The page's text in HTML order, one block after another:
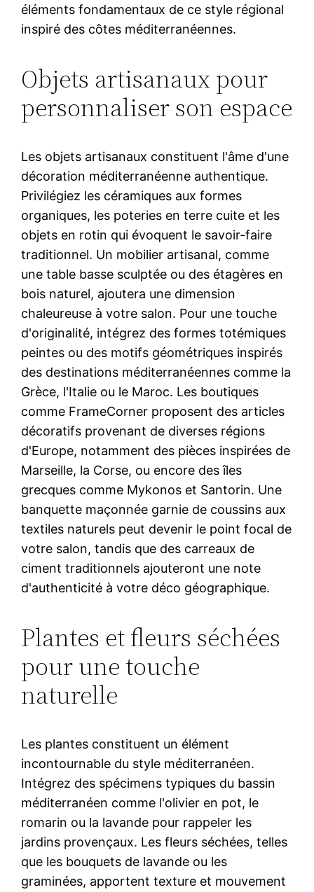
éléments fondamentaux de ce style régional
inspiré des côtes méditerranéennes.
Objets artisanaux pour
personnaliser son espace
Les objets artisanaux constituent l'âme d'une
décoration méditerranéenne authentique.
Privilégiez les céramiques aux formes
organiques, les poteries en terre cuite et les
objets en rotin qui évoquent le savoir-faire
traditionnel. Un mobilier artisanal, comme
une table basse sculptée ou des étagères en
bois naturel, ajoutera une dimension
chaleureuse à votre salon. Pour une touche
d'originalité, intégrez des formes totémiques
peintes ou des motifs géométriques inspirés
des destinations méditerranéennes comme la
Grèce, l'Italie ou le Maroc. Les boutiques
comme FrameCorner proposent des articles
décoratifs provenant de diverses régions
d'Europe, notamment des pièces inspirées de
Marseille, la Corse, ou encore des îles
grecques comme Mykonos et Santorin. Une
banquette maçonnée garnie de coussins aux
textiles naturels peut devenir le point focal de
votre salon, tandis que des carreaux de
ciment traditionnels ajouteront une note
d'authenticité à votre déco géographique.
Plantes et fleurs séchées
pour une touche
naturelle
Les plantes constituent un élément
incontournable du style méditerranéen.
Intégrez des spécimens typiques du bassin
méditerranéen comme l'olivier en pot, le
romarin ou la lavande pour rappeler les
jardins provençaux. Les fleurs séchées, telles
que les bouquets de lavande ou les
graminées, apportent texture et mouvement